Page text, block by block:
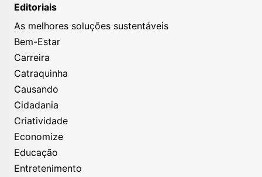
Editoriais
As melhores soluções sustentáveis
Bem-Estar
Carreira
Catraquinha
Causando
Cidadania
Criatividade
Economize
Educação
Entretenimento